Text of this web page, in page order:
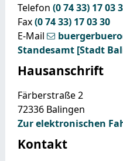
Telefon (07433) 1703
Fax(07433) 170330
E-Mail
Standesamt [Stadt
Hausanschrift
Färberstraße 2
72336 Balingen
Zur elektronischen
Kontakt